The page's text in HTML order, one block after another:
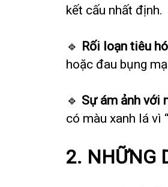
kết cấu nhất định.
🔹 Rối loạn tiêu
hoặc đau bụng
🔹 Sự ám ảnh với
có màu xanh lá vì
2. NHỮNG